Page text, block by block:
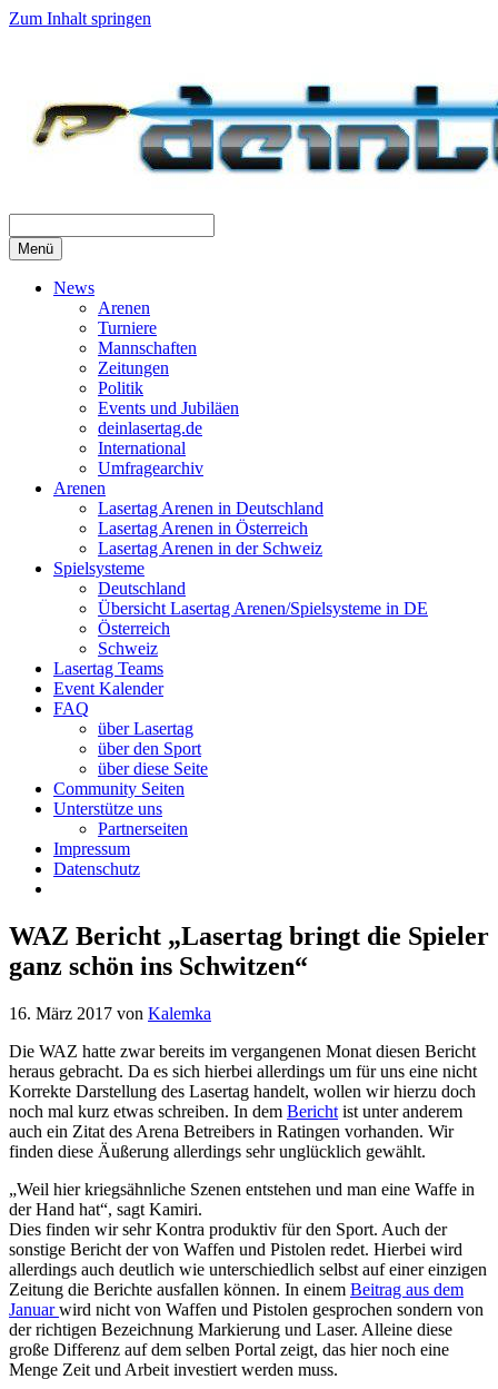
Zum Inhalt springen
Menü
News
Arenen
Turniere
Mannschaften
Zeitungen
Politik
Events und Jubiläen
deinlasertag.de
International
Umfragearchiv
Arenen
Lasertag Arenen in Deutschland
Lasertag Arenen in Österreich
Lasertag Arenen in der Schweiz
Spielsysteme
Deutschland
Übersicht Lasertag Arenen/Spielsysteme in DE
Österreich
Schweiz
Lasertag Teams
Event Kalender
FAQ
über Lasertag
über den Sport
über diese Seite
Community Seiten
Unterstütze uns
Partnerseiten
Impressum
Datenschutz
WAZ Bericht „Lasertag bringt die Spieler
ganz schön ins Schwitzen“
16. März 2017 von Kalemka
Die WAZ hatte zwar bereits im vergangenen Monat diesen Bericht
heraus gebracht. Da es sich hierbei allerdings um für uns eine nicht
Korrekte Darstellung des Lasertag handelt, wollen wir hierzu doch
noch mal kurz etwas schreiben. In dem Bericht ist unter anderem
auch ein Zitat des Arena Betreibers in Ratingen vorhanden. Wir
finden diese Äußerung allerdings sehr unglücklich gewählt.
„Weil hier kriegsähnliche Szenen entstehen und man eine Waffe in
der Hand hat“, sagt Kamiri.
Dies finden wir sehr Kontra produktiv für den Sport. Auch der
sonstige Bericht der von Waffen und Pistolen redet. Hierbei wird
allerdings auch deutlich wie unterschiedlich selbst auf einer einzigen
Zeitung die Berichte ausfallen können. In einem Beitrag aus dem
Januarwird nicht von Waffen und Pistolen gesprochen sondern von
der richtigen Bezeichnung Markierung und Laser. Alleine diese
große Differenz auf dem selben Portal zeigt, das hier noch eine
Menge Zeit und Arbeit investiert werden muss.